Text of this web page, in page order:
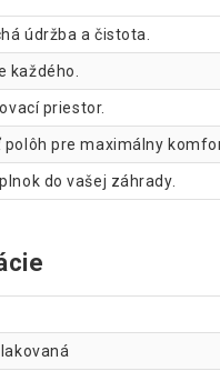
údržba a čistota.
každého.
priestor.
polôh pre maximálny
do vašej záhrady.